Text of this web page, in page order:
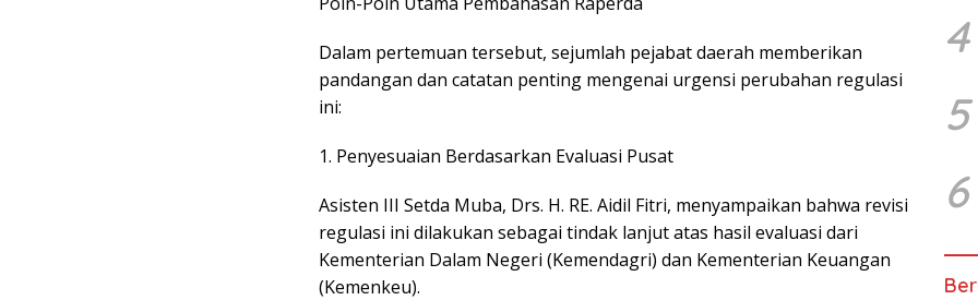
​Dalam pertemuan tersebut, sejumlah pejabat daerah memberikan
pandangan dan catatan penting mengenai urgensi perubahan regulasi
ini:
​1. Penyesuaian Berdasarkan Evaluasi Pusat
​Asisten III Setda Muba, Drs. H. RE. Aidil Fitri, menyampaikan bahwa revisi
regulasi ini dilakukan sebagai tindak lanjut atas hasil evaluasi dari
Kementerian Dalam Negeri (Kemendagri) dan Kementerian Keuangan
(Kemenkeu).
4
5
6